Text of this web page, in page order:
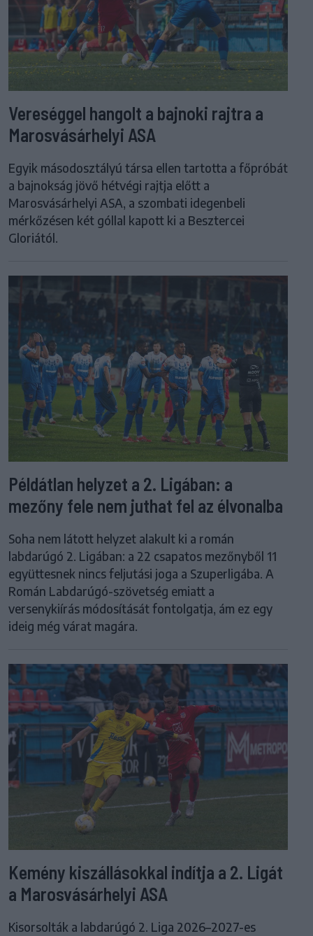
Vereséggel hangolt a bajnoki rajtra a
Marosvásárhelyi ASA
Egyik másodosztályú társa ellen tartotta a főpróbát
a bajnokság jövő hétvégi rajtja előtt a
Marosvásárhelyi ASA, a szombati idegenbeli
mérkőzésen két góllal kapott ki a Besztercei
Gloriától.
Példátlan helyzet a 2. Ligában: a
mezőny fele nem juthat fel az élvonalba
Soha nem látott helyzet alakult ki a román
labdarúgó 2. Ligában: a 22 csapatos mezőnyből 11
együttesnek nincs feljutási joga a Szuperligába. A
Román Labdarúgó-szövetség emiatt a
versenykiírás módosítását fontolgatja, ám ez egy
ideig még várat magára.
Kemény kiszállásokkal indítja a 2. Ligát
a Marosvásárhelyi ASA
Kisorsolták a labdarúgó 2. Liga 2026–2027-es